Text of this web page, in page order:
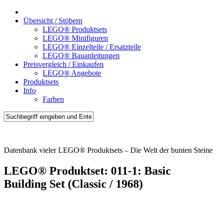
Übersicht / Stöbern
LEGO® Produktsets
LEGO® Minifiguren
LEGO® Einzelteile / Ersatzteile
LEGO® Bauanleitungen
Preisvergleich / Einkaufen
LEGO® Angebote
Produktsets
Info
Farben
Datenbank vieler LEGO® Produktsets – Die Welt der bunten Steine
LEGO® Produktset: 011-1: Basic
Building Set (Classic / 1968)